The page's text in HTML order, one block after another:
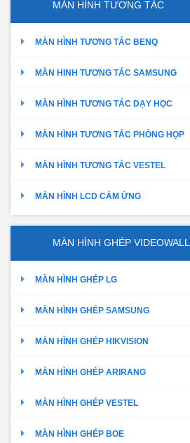
MÀN HÌNH TƯƠNG TÁC
MÀN HÌNH TƯƠNG TÁC BENQ
MÀN HINH TƯƠNG TÁC SAMSUNG
MÀN HÌNH TƯƠNG TÁC DẠY HỌC
MÀN HÌNH TƯƠNG TÁC PHÒNG HỌP
MÀN HÌNH TƯƠNG TÁC VESTEL
MÀN HÌNH LCD CẢM ỨNG
MÀN HÌNH GHÉP VIDEOWALL
MÀN HÌNH GHÉP LG
MÀN HÌNH GHÉP SAMSUNG
MÀN HÌNH GHÉP HIKVISION
MÀN HÌNH GHÉP ARIRANG
MÀN HÌNH GHÉP VESTEL
MÀN HÌNH GHÉP BOE